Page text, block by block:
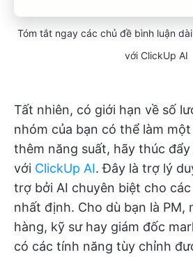
Tóm tắt ngay các chủ đề bình luận
với ClickUp AI
Tất nhiên, có giới hạn về số
nhóm của bạn có thể làm
thêm năng suất, hãy thúc
với ClickUp AI. Đây là trợ lý
trợ bởi AI chuyên biệt cho
nhất định. Cho dù bạn là PM,
hàng, kỹ sư hay giám đốc
có các tính năng tùy chỉnh